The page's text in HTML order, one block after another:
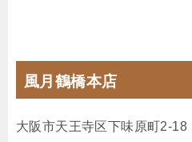
風月鶴橋本店
大阪市天王寺区下味原町2-18